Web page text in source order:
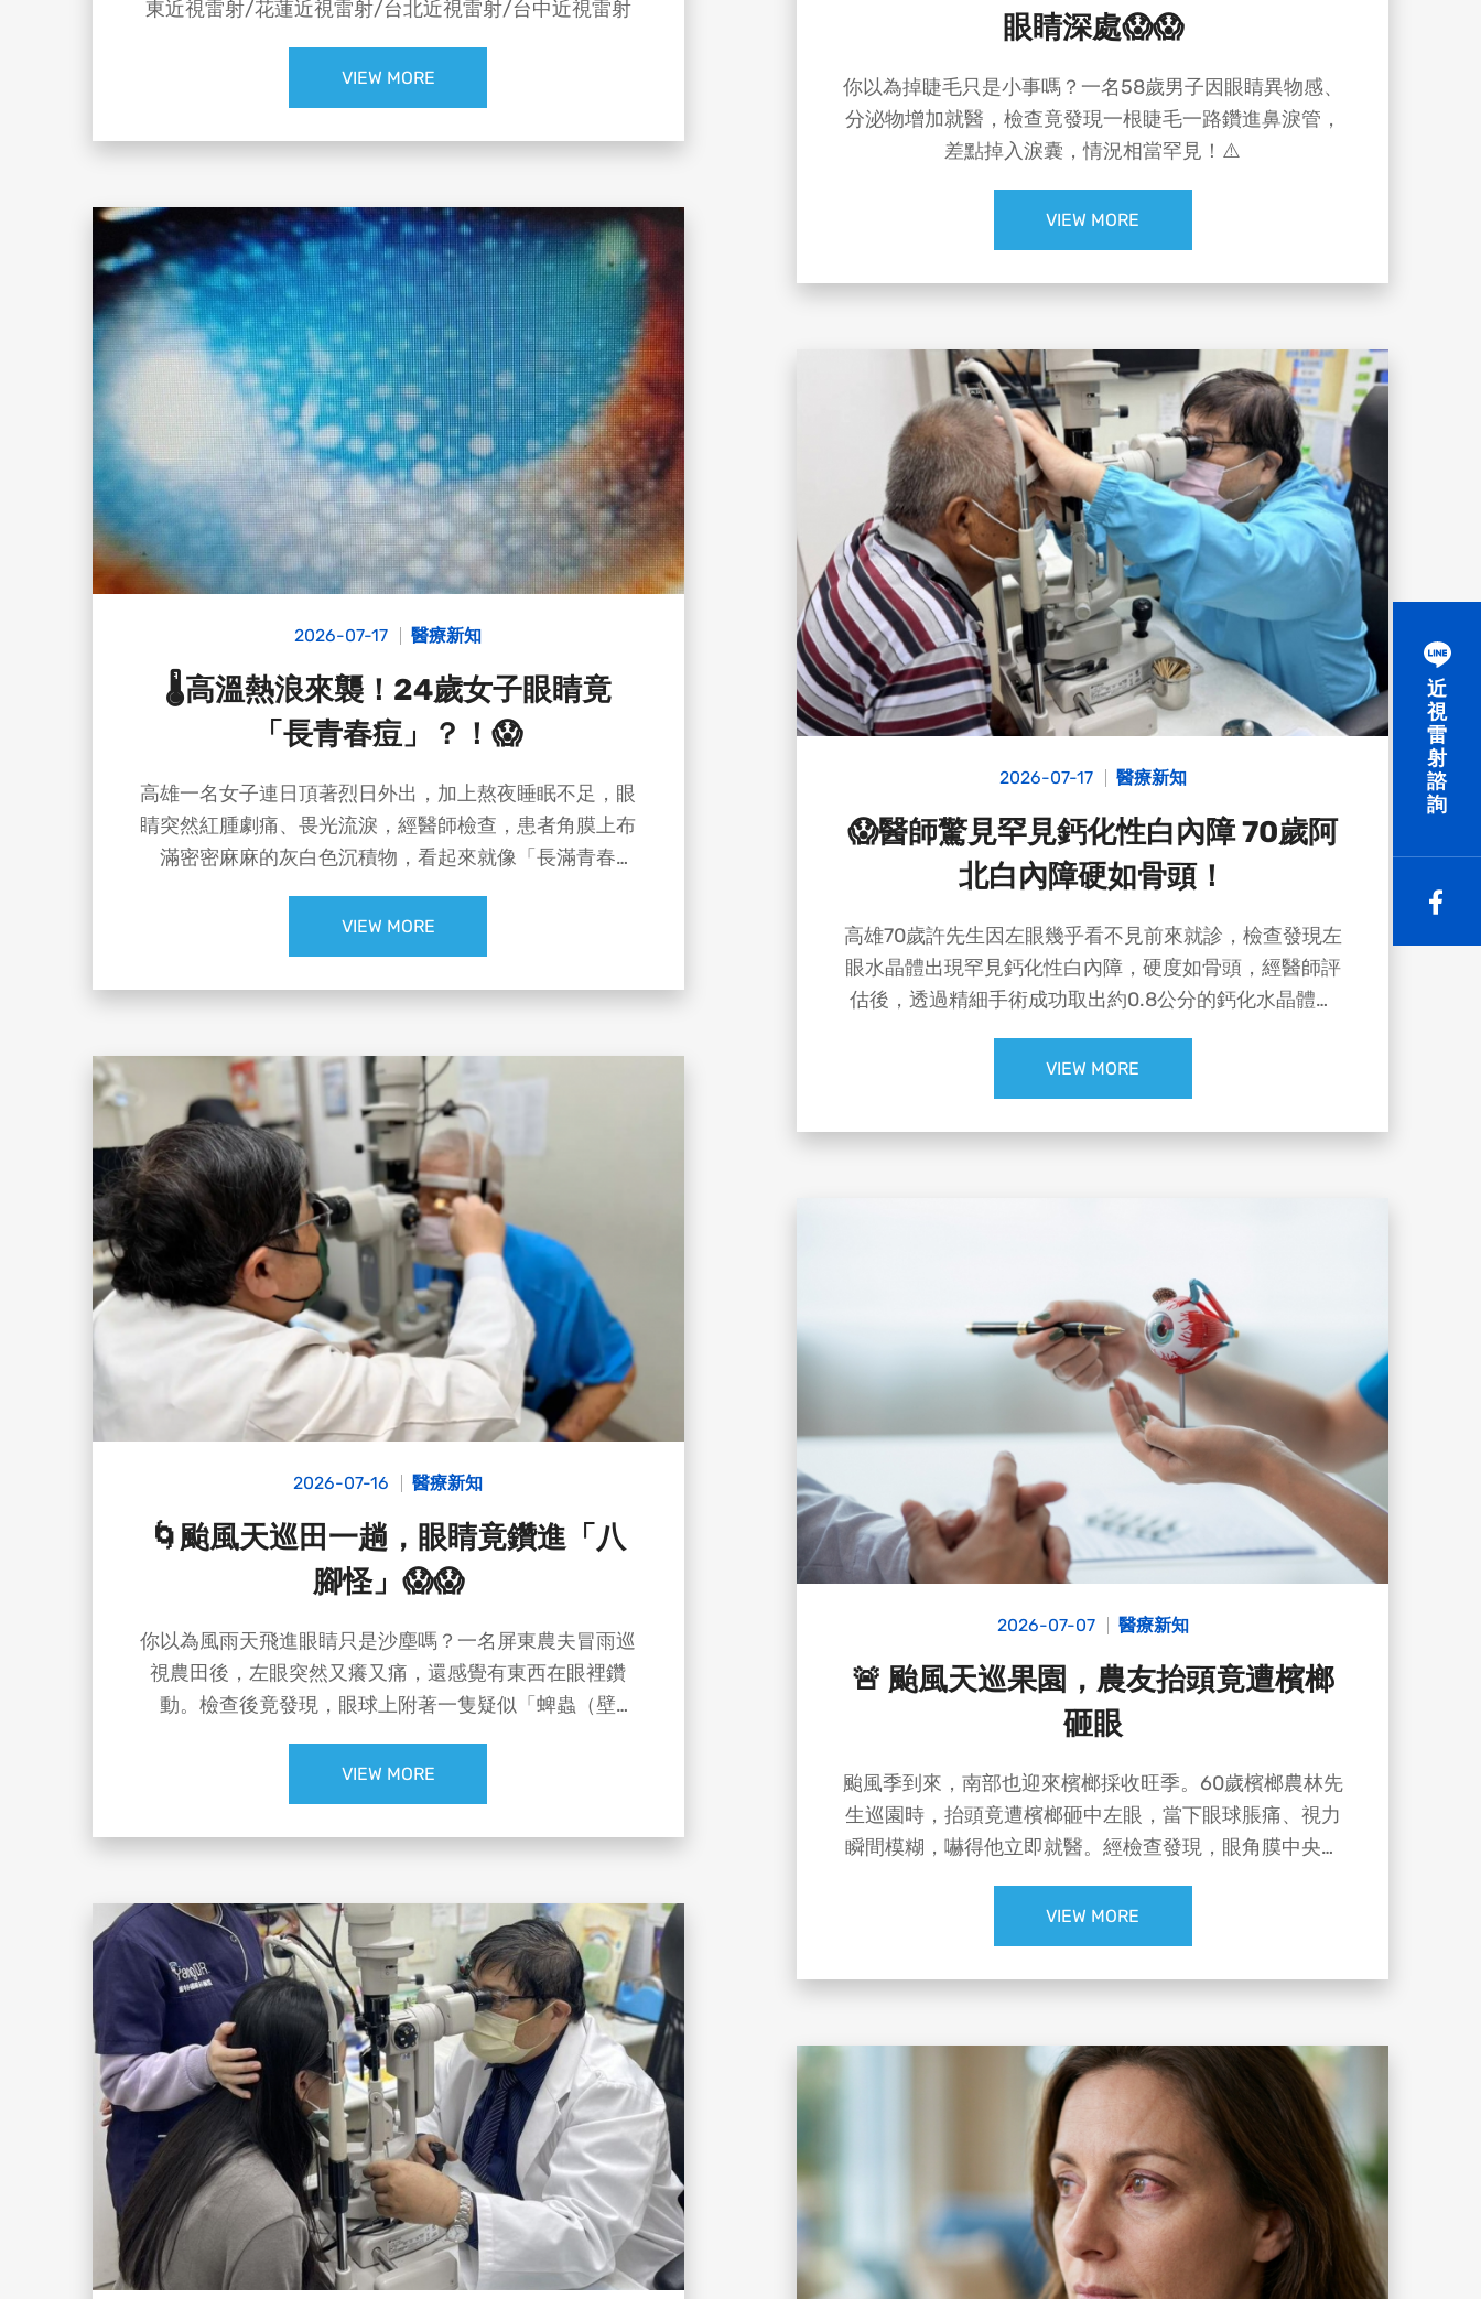
東近視雷射/花蓮近視雷射/台北近視雷射/台中近視雷射
VIEW MORE
眼睛深處😱😱
你以為掉睫毛只是小事嗎？一名58歲男子因眼睛異物感、
分泌物增加就醫，檢查竟發現一根睫毛一路鑽進鼻淚管，
差點掉入淚囊，情況相當罕見！⚠️
VIEW MORE
2026-07-17 醫療新知
🌡️高溫熱浪來襲！24歲女子眼睛竟
「長青春痘」？！😱
高雄一名女子連日頂著烈日外出，加上熬夜睡眠不足，眼
睛突然紅腫劇痛、畏光流淚，經醫師檢查，患者角膜上布
滿密密麻麻的灰白色沉積物，看起來就像「長滿青春
0.3 ，所幸積極治療後，視力已恢復正常
👨‍⚕️ #達特楊眼科聯盟執行長 洪啟庭醫師 提醒：
之一
VIEW MORE
2026-07-17 醫療新知
😱醫師驚見罕見鈣化性白內障 70歲阿
北白內障硬如骨頭！
高雄70歲許先生因左眼幾乎看不見前來就診，檢查發現左
眼水晶體出現罕見鈣化性白內障，硬度如骨頭，經醫師評
估後，透過精細手術成功取出約0.8公分的鈣化水晶體，
界！✨
VIEW MORE
2026-07-16 醫療新知
🌀颱風天巡田一趟，眼睛竟鑽進「八
腳怪」😱😱
你以為風雨天飛進眼睛只是沙塵嗎？一名屏東農夫冒雨巡
視農田後，左眼突然又癢又痛，還感覺有東西在眼裡鑽
動。檢查後竟發現，眼球上附著一隻疑似「蜱蟲（壁
VIEW MORE
2026-07-07 醫療新知
🚨 颱風天巡果園，農友抬頭竟遭檳榔
砸眼
颱風季到來，南部也迎來檳榔採收旺季。60歲檳榔農林先
生巡園時，抬頭竟遭檳榔砸中左眼，當下眼球脹痛、視力
瞬間模糊，嚇得他立即就醫。經檢查發現，眼角膜中央出
礙！👨‍⚕️ #達特楊眼科聯盟執行長 洪啟庭醫師提醒：
⚠️ 檳榔果實從高處墜落時，在重力加速度下衝擊力相當驚
人，落地時速甚至可超過 60 公里。
VIEW MORE
近
視
雷
射
諮
詢